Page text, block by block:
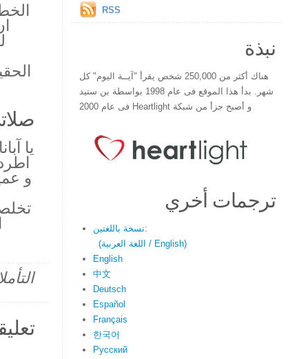
يا
و
RSS
نبذة
هناك أكثر من 250,000 شخص يقرأ "آيــة اليوم" كل
شهر. بدأ هذا الموقع فى عام 1998 بواسطة بن ستيد
و أصبح جزأ من شبكة Heartlight فى عام 2000
ترجمات أخري
نسخة باللغتين:
(اللغة العربية / English)
English
中文
Deutsch
Español
Français
한국어
Русский